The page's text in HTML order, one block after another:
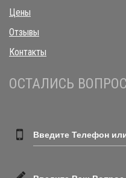
Цены
Отзывы
Контакты
ОСТАЛИСЬ
Введите Телефон